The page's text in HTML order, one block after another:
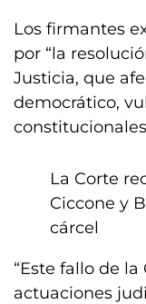
Los firmantes
por “la
Justicia, que
democrático,
La Corte
Ciccone y
cárcel
“Este fallo de
actuaciones